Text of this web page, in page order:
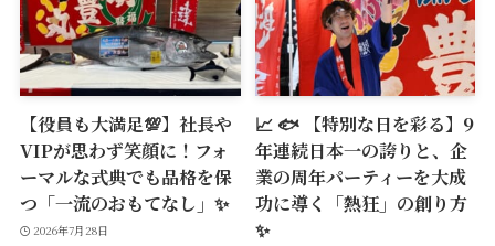
【役員も大満足💯】社長や
VIPが思わず笑顔に！フォ
ーマルな式典でも品格を保
つ「一流のおもてなし」✨
2026年7月28日
📈 🐟 【特別な日を彩る】9
年連続日本一の誇りと、企
業の周年パーティーを大成
功に導く「熱狂」の創り方
✨